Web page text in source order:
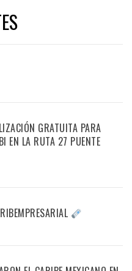
GRATUITA PARA
EN LA RUTA 27 PUENTE